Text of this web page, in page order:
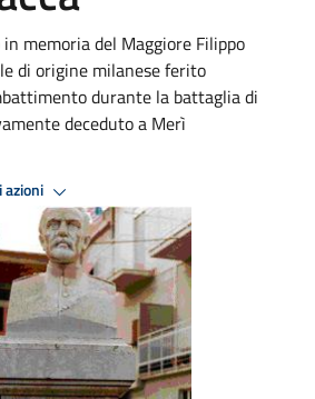
memoria del Maggiore Filippo
di origine milanese ferito
durante la battaglia di
deceduto a Merì
azioni